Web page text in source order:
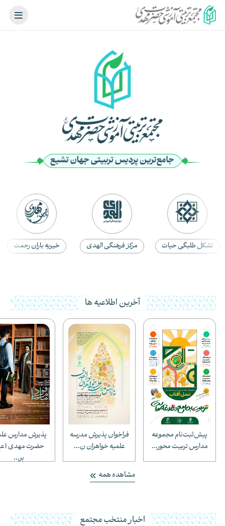
مرکز فرهنگی الهدی خیریه باران رحمت کانون تربیتی نصر
آخرین اطلاعیه ها
پیش‌ثبت‌نام مجموعه
مدارس تربیت محور...
فراخوان پذیرش مدرسه
علمیه خواهران ن...
پذیرش مدارس
حضرت مهدی
بر...
مشاهده همه
اخبار منتخب مجتمع